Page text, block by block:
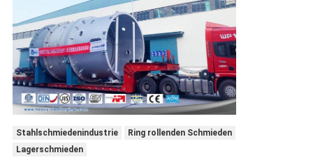
Stahlschmiedenindustrie
Ring rollenden Schmieden
Lagerschmieden